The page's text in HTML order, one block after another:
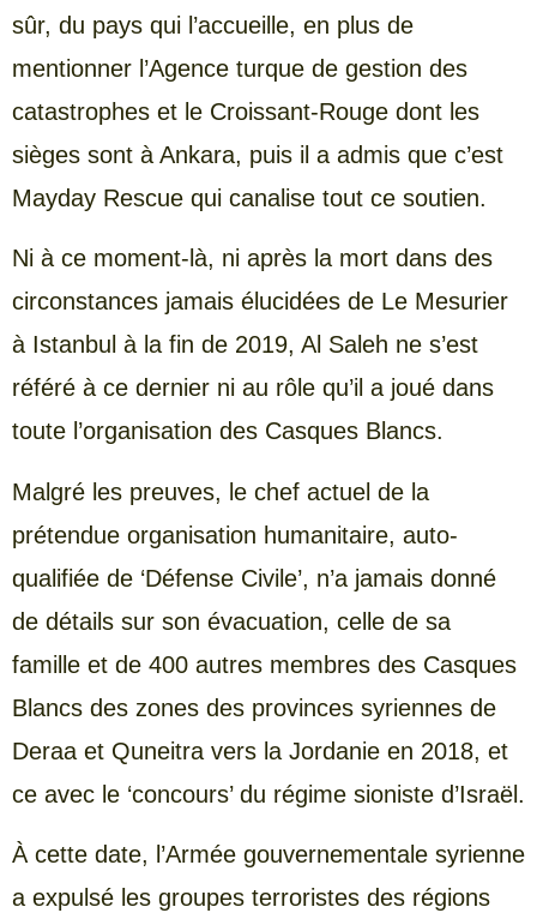
sûr, du pays qui l’accueille, en plus de
mentionner l’Agence turque de gestion des
catastrophes et le Croissant-Rouge dont les
sièges sont à Ankara, puis il a admis que c’est
Mayday Rescue qui canalise tout ce soutien.
Ni à ce moment-là, ni après la mort dans des
circonstances jamais élucidées de Le Mesurier
à Istanbul à la fin de 2019, Al Saleh ne s’est
référé à ce dernier ni au rôle qu’il a joué dans
toute l’organisation des Casques Blancs.
Malgré les preuves, le chef actuel de la
prétendue organisation humanitaire, auto-
qualifiée de ‘Défense Civile’, n’a jamais donné
de détails sur son évacuation, celle de sa
famille et de 400 autres membres des Casques
Blancs des zones des provinces syriennes de
Deraa et Quneitra vers la Jordanie en 2018, et
ce avec le ‘concours’ du régime sioniste d’Israël.
À cette date, l’Armée gouvernementale syrienne
a expulsé les groupes terroristes des régions